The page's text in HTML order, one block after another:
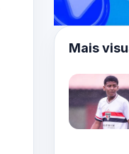
Mais